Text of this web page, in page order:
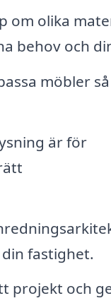
om olika
behov och
möbler
är för
fastighet.
projekt och